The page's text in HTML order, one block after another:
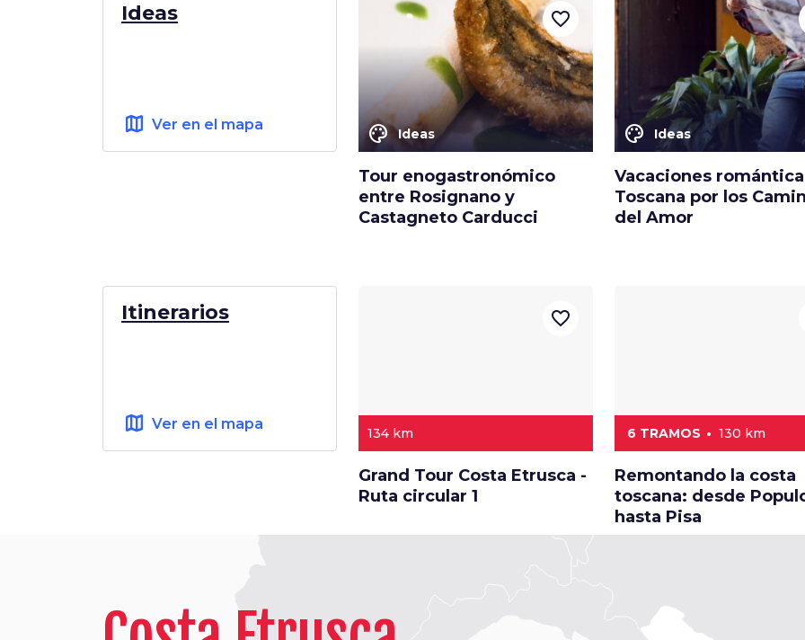
Ideas
map Ver en el mapa color_lens Ideas
Tour enogastronómico
entre Rosignano y
Castagneto Carducci
favorite_border
color_lens Ideas
Vacaciones
Toscana por los
del Amor
Itinerarios
map Ver en el mapa
134 km
Grand Tour Costa Etrusca -
Ruta circular 1
favorite_border
6 TRAMOS 130 km
Remontando la costa
toscana: desde
hasta Pisa